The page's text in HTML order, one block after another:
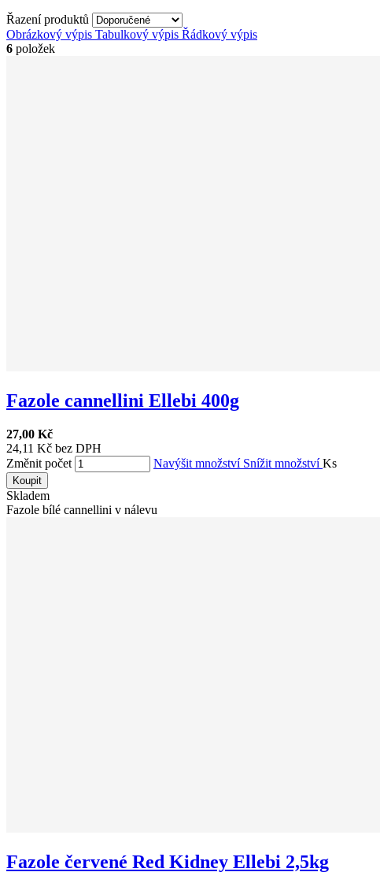
Řazení produktů
Obrázkový výpis Tabulkový výpis Řádkový výpis
6 položek
Fazole cannellini Ellebi 400g
27,00 Kč
24,11 Kč bez DPH
Změnit počet
Navýšit množství Snížit množstvíKs
Koupit
Skladem
Fazole bílé cannellini v nálevu
Fazole červené Red Kidney Ellebi 2,5kg